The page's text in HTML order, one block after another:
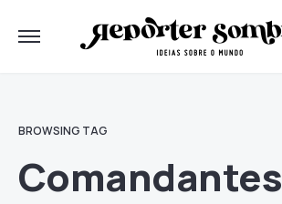
BROWSING TAG
Comandantes